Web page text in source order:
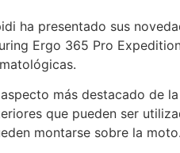
ha presentado sus
Ergo 365 Pro
más destacado de
que pueden ser
montarse sobre la moto.